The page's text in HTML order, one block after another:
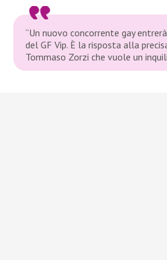
“Un nuovo concorrente gay
del GF Vip. È la risposta alla
Tommaso Zorzi che vuole un